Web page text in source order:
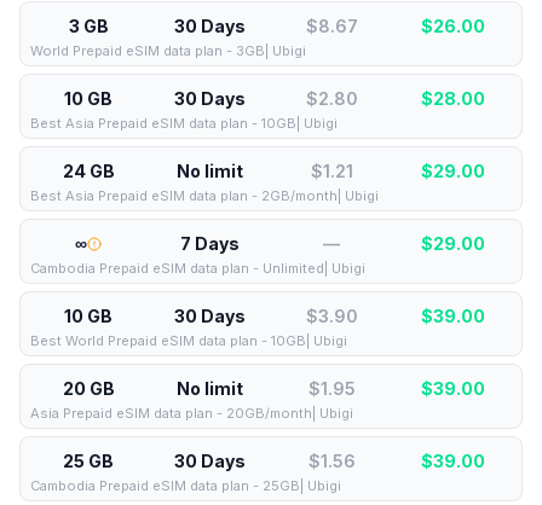
3 GB 30 Days $8.67 $26.00
World Prepaid eSIM data plan - 3GB| Ubigi
10 GB 30 Days $2.80 $28.00
Best Asia Prepaid eSIM data plan - 10GB| Ubigi
24 GB No limit $1.21 $29.00
Best Asia Prepaid eSIM data plan - 2GB/month| Ubigi
∞ 7 Days — $29.00
Cambodia Prepaid eSIM data plan - Unlimited| Ubigi
10 GB 30 Days $3.90 $39.00
Best World Prepaid eSIM data plan - 10GB| Ubigi
20 GB No limit $1.95 $39.00
Asia Prepaid eSIM data plan - 20GB/month| Ubigi
25 GB 30 Days $1.56 $39.00
Cambodia Prepaid eSIM data plan - 25GB| Ubigi